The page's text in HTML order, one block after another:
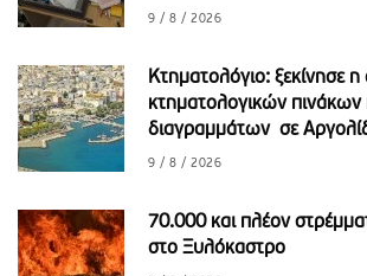
9 / 8 / 2026
Κτηματολόγιο: ξεκίνησε
κτηματολογικών πινάκων
διαγραμμάτων σε
9 / 8 / 2026
70.000 και πλέον
στο Ξυλόκαστρο